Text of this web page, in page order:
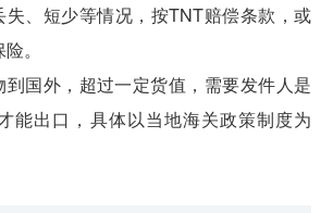
、短少等情况，按TNT赔偿条款，或
。
到国外，超过一定货值，需要发件人是
能出口，具体以当地海关政策制度为